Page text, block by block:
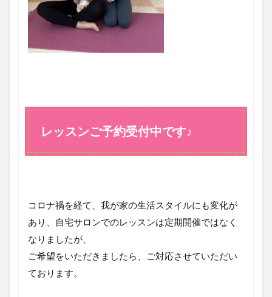
レッスンご予約受付中です♪
コロナ禍を経て、我が家の生活スタイルにも変化が
あり、自宅サロンでのレッスンは定期開催ではなく
なりましたが、
ご希望をいただきましたら、ご対応させていただい
ております。